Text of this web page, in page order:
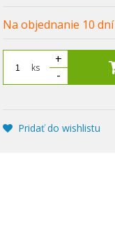
Na objednanie 10 dní
ks
+
-
Pridať do wishlistu